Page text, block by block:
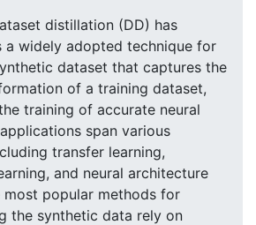
distillation (DD) has
a widely adopted technique for
dataset that captures the
of a training dataset,
training of accurate neural
span various
transfer learning,
and neural architecture
most popular methods for
the synthetic data rely on